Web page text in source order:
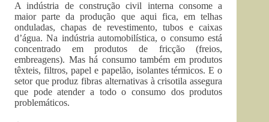
A indústria de construção civil interna consome a
maior parte da produção que aqui fica, em telhas
onduladas, chapas de revestimento, tubos e caixas
d’água. Na indústria automobilística, o consumo está
concentrado em produtos de fricção (freios,
embreagens). Mas há consumo também em produtos
têxteis, filtros, papel e papelão, isolantes térmicos. E o
setor que produz fibras alternativas à crisotila assegura
que pode atender a todo o consumo dos produtos
problemáticos.